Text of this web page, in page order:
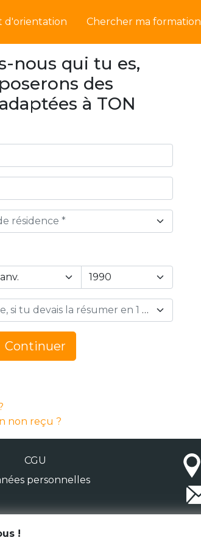
d'orientation Chercher ma formation
nous qui tu es,
des
à TON
résidence *
Ta situation actuelle, si tu devais la résumer en 1 mot… *
Continuer
non reçu ?
CGU
personnelles
Zébrée 2026
!